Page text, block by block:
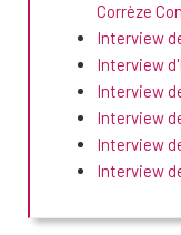
Corrèze
Interview
Interview
Interview
Interview
Interview
Interview